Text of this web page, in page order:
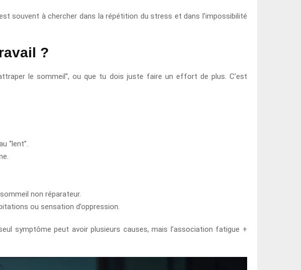
souvent à chercher dans la répétition du stress et dans l’impossibilité
?
le sommeil”, ou que tu dois juste faire un effort de plus. C’est
“lent”.
non réparateur.
ou sensation d’oppression.
symptôme peut avoir plusieurs causes, mais l’association fatigue +